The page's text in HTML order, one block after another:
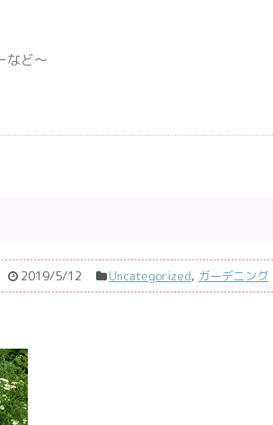
など〜
2019/5/12 Uncategorized, ガーデニング